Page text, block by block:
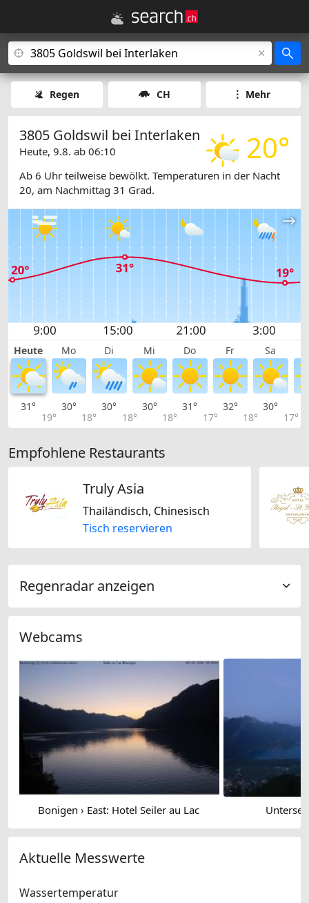
Regen CH Mehr
20°
3805 Goldswil bei Interlaken
Heute, 9.8. ab 06:10
Ab 6 Uhr teilweise bewölkt. Temperaturen in der Nacht
20, am Nachmittag 31 Grad.
Heute Mo Di Mi Do Fr Sa
31°
19°
30°
18°
30°
18°
30°
18°
31°
17°
32°
18°
30°
17°
Empfohlene Restaurants
Truly Asia
Thailändisch, Chinesisch
Tisch reservieren
Regenradar anzeigen
Webcams
Bonigen › East: Hotel Seiler au Lac
Aktuelle Messwerte
Wassertemperatur